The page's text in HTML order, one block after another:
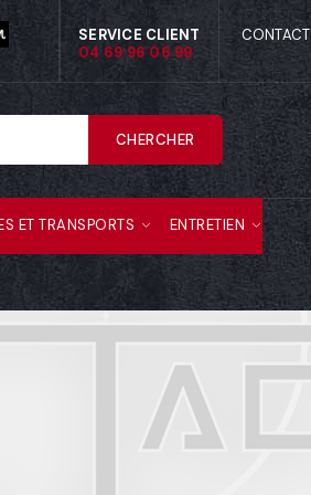
SERVICE CLIENT
04 69 96 06 99
CONTACT
CHERCHER
ET TRANSPORTS ENTRETIEN